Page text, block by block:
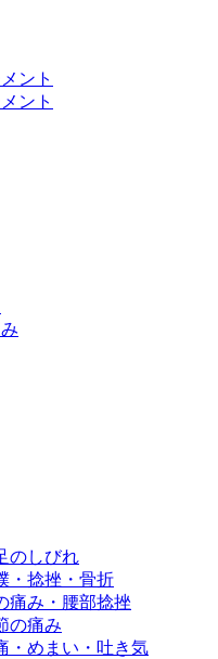
ント
ント
のしびれ
・捻挫・骨折
痛み・腰部捻挫
の痛み
・めまい・吐き気